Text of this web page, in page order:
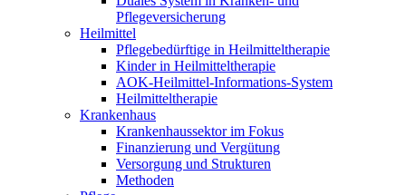
Pflegeversicherung
Heilmittel
Pflegebedürftige in Heilmitteltherapie
Kinder in Heilmitteltherapie
AOK-Heilmittel-Informations-System
Heilmitteltherapie
Krankenhaus
Krankenhaussektor im Fokus
Finanzierung und Vergütung
Versorgung und Strukturen
Methoden